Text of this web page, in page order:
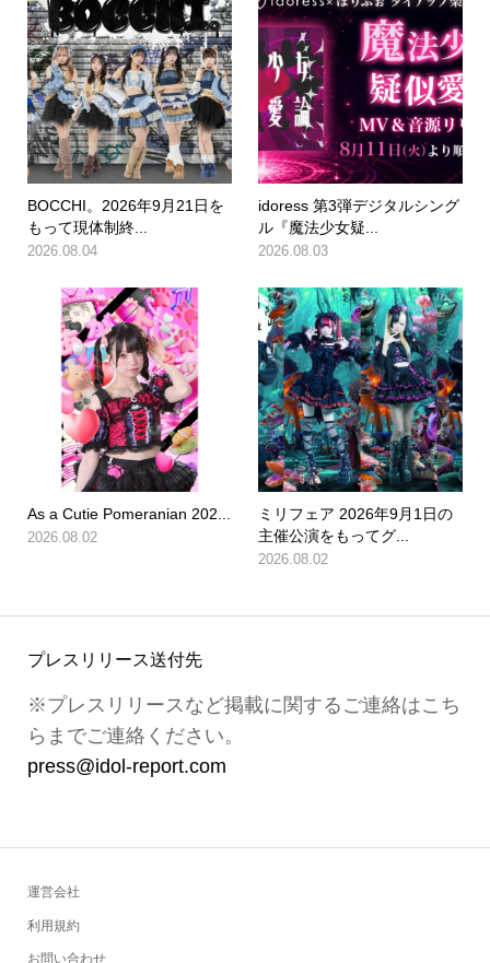
BOCCHI。2026年9月21日を
もって現体制終...
2026.08.04
idoress 第3弾デジタルシング
ル『魔法少女疑...
2026.08.03
As a Cutie Pomeranian 202...
2026.08.02
ミリフェア 2026年9月1日の
主催公演をもってグ...
2026.08.02
プレスリリース送付先
※プレスリリースなど掲載に関するご連絡はこち
らまでご連絡ください。
press@idol-report.com
運営会社
利用規約
お問い合わせ